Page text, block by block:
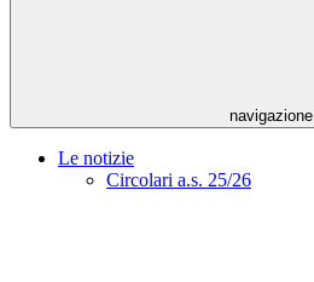
navigazione
Le notizie
Circolari a.s. 25/26